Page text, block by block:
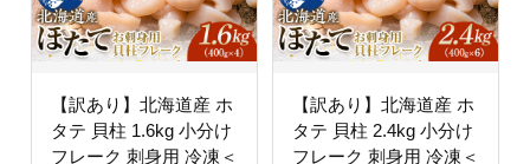
【訳あり】北海道産 ホ
タテ 貝柱 1.6kg 小分け
フレーク 刺身用 冷凍＜
【訳あり】北海道産 ホ
タテ 貝柱 2.4kg 小分け
フレーク 刺身用 冷凍＜